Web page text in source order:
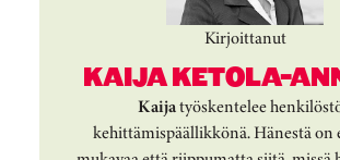
Kirjoittanut
KAIJA KETOLA-
Kaijatyöskentelee
kehittämispäällikkönä. Hänestä on